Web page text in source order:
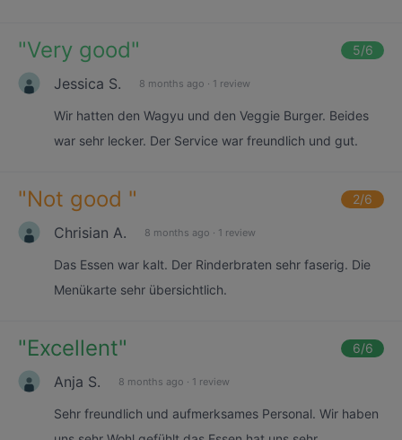
"Very good" 5/6
Jessica S. 8 months ago · 1 review
Wir hatten den Wagyu und den Veggie Burger. Beides
war sehr lecker. Der Service war freundlich und gut.
"Not good " 2/6
Chrisian A. 8 months ago · 1 review
Das Essen war kalt. Der Rinderbraten sehr faserig. Die
Menükarte sehr übersichtlich.
"Excellent" 6/6
Anja S. 8 months ago · 1 review
Sehr freundlich und aufmerksames Personal. Wir haben